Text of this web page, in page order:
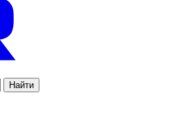
Найти